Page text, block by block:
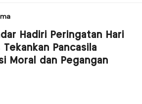
Hadiri Peringatan Hari
Tekankan Pancasila
Moral dan Pegangan